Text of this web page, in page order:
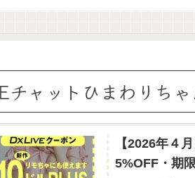
チャットひまわりち
【2026年４
5%OFF・期